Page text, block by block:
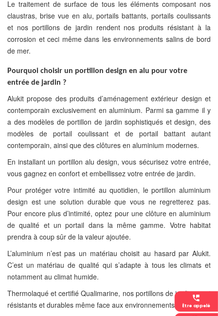
Le traitement de surface de tous les éléments composant nos
claustras, brise vue en alu, portails battants, portails coulissants
et nos portillons de jardin rendent nos produits résistant à la
corrosion et ceci même dans les environnements salins de bord
de mer.
Pourquoi choisir un portillon design en alu pour votre
entrée de jardin ?
Alukit propose des produits d’aménagement extérieur design et
contemporain exclusivement en aluminium. Parmi sa gamme il y
a des modèles de portillon de jardin sophistiqués et design, des
modèles de portail coulissant et de portail battant autant
contemporain, ainsi que des clôtures en aluminium modernes.
En installant un portillon alu design, vous sécurisez votre entrée,
vous gagnez en confort et embellissez votre entrée de jardin.
Pour protéger votre intimité au quotidien, le portillon aluminium
design est une solution durable que vous ne regretterez pas.
Pour encore plus d’intimité, optez pour une clôture en aluminium
de qualité et un portail dans la même gamme. Votre habitat
prendra à coup sûr de la valeur ajoutée.
L’aluminium n’est pas un matériau choisit au hasard par Alukit.
C’est un matériau de qualité qui s’adapteà tous les climats et
notamment au climat humide.
Thermolaqué et certifié Qualimarine, nos portillons de jardins sont
résistants et durables même face aux environnements salins.
perm_phone_msg
Être appelé